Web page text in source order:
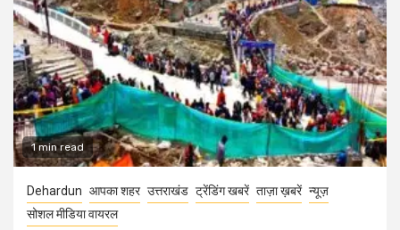
1 min read
Dehardun आपका शहर उत्तराखंड ट्रेंडिंग खबरें ताज़ा ख़बरें न्यूज़
सोशल मीडिया वायरल